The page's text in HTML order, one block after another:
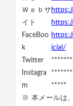
Ｗｅｂサ
イト
FaceBoo
k
Twitter
Instagra
m
icial/
*****
※ 本メールは